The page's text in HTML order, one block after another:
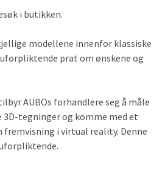
i butikken.
modellene innenfor klassiske
prat om ønskene og
AUBOs forhandlere seg å måle
tegninger og komme med et
fremvisning i virtual reality. Denne